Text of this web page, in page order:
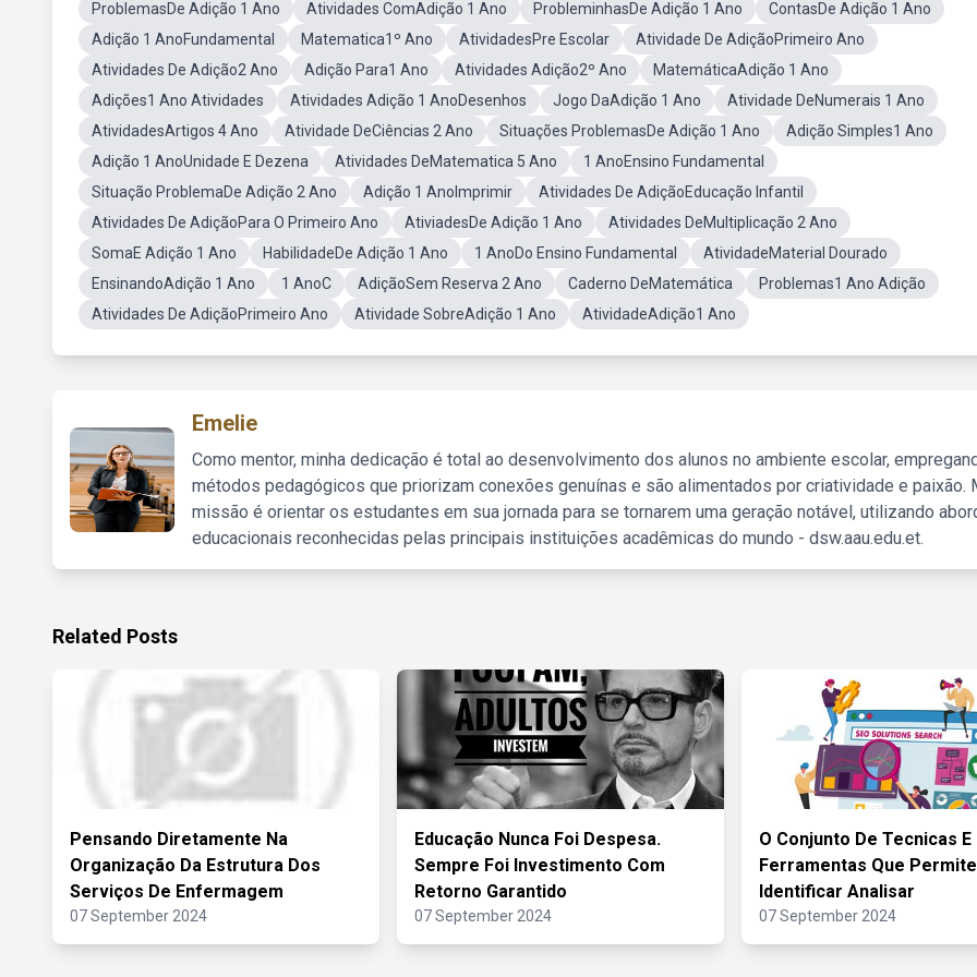
ProblemasDe Adição 1 Ano
Atividades ComAdição 1 Ano ProbleminhasDe Adição 1 Ano
ContasDe Adição 1 Ano
Adição 1 AnoFundamental
Matematica1º Ano AtividadesPre Escolar
Atividade De AdiçãoPrimeiro Ano
Atividades De Adição2 Ano
Adição Para1 Ano Atividades Adição2º Ano
MatemáticaAdição 1 Ano
Adições1 Ano Atividades
Atividades Adição 1 AnoDesenhos Jogo DaAdição 1 Ano
Atividade DeNumerais 1 Ano
AtividadesArtigos 4 Ano
Atividade DeCiências 2 Ano Situações ProblemasDe Adição 1 Ano
Adição Simples1 Ano
Adição 1 AnoUnidade E Dezena
Atividades DeMatematica 5 Ano
1 AnoEnsino Fundamental
Situação ProblemaDe Adição 2 Ano
Adição 1 AnoImprimir
Atividades De AdiçãoEducação Infantil
Atividades De AdiçãoPara O Primeiro Ano
AtiviadesDe Adição 1 Ano
Atividades DeMultiplicação 2 Ano
SomaE Adição 1 Ano
HabilidadeDe Adição 1 Ano 1 AnoDo Ensino Fundamental
AtividadeMaterial Dourado
EnsinandoAdição 1 Ano
1 AnoC AdiçãoSem Reserva 2 Ano Caderno DeMatemática
Problemas1 Ano Adição
Atividades De AdiçãoPrimeiro Ano
Atividade SobreAdição 1 Ano AtividadeAdição1 Ano
Emelie
Como mentor, minha dedicação é total ao desenvolvimento dos alunos no ambiente escolar,
métodos pedagógicos que priorizam conexões genuínas e são alimentados por criatividade e paixão.
missão é orientar os estudantes em sua jornada para se tornarem uma geração notável, utilizando
educacionais reconhecidas pelas principais instituições acadêmicas do mundo - dsw.aau.edu.et.
Related Posts
Pensando Diretamente Na
Organização Da Estrutura Dos
Serviços De Enfermagem
07 September 2024
Educação Nunca Foi Despesa.
Sempre Foi Investimento Com
Retorno Garantido
07 September 2024
O Conjunto De Tecnicas E
Ferramentas Que Permite
Identificar Analisar
07 September 2024